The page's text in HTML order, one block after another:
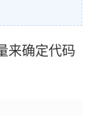
来确定代码